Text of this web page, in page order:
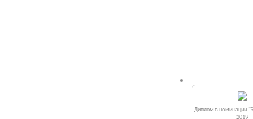
Диплом в номинации
2019